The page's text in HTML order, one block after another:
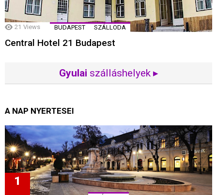
21 Views BUDAPEST SZÁLLODA
Central Hotel 21 Budapest
Gyulai szálláshelyek ▸
A NAP NYERTESEI